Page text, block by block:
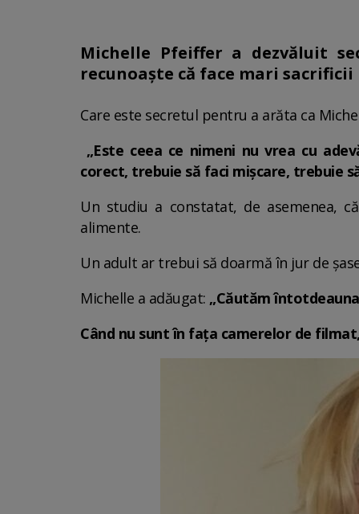
Michelle Pfeiffer a dezvăluit
recunoaște că face mari
Care este secretul pentru a arăta ca
„Este ceea ce nimeni nu vrea cu
corect, trebuie să faci mișcare, trebuie
Un studiu a constatat, de asemenea,
alimente.
Un adult ar trebui să doarmă în jur de
Michelle a adăugat: „Căutăm
Când nu sunt în fața camerelor de